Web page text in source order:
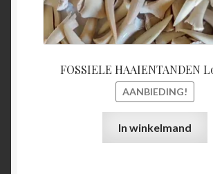
FOSSIELE HAAIENTANDEN
AANBIEDING!
In winkelmand